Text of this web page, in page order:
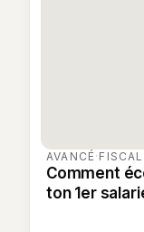
AVANCÉ·
Comment
ton 1er